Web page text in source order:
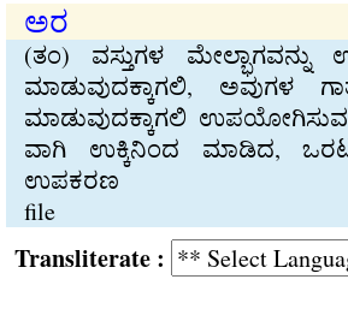
ಅರ
(ತಂ) ವಸ್ತುಗಳ
ಮಾಡುವುದಕ್ಕಾಗಲಿ, ಅವುಗಳ
ಮಾಡುವುದಕ್ಕಾಗಲಿ
ವಾಗಿ ಉಕ್ಕಿನಿಂದ ಮಾಡಿದ,
ಉಪಕರಣ
file
: